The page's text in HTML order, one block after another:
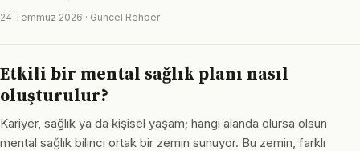
24 Temmuz 2026 · Güncel Rehber
Etkili bir mental sağlık planı nasıl
oluşturulur?
Kariyer, sağlık ya da kişisel yaşam; hangi alanda olursa olsun
mental sağlık bilinci ortak bir zemin sunuyor. Bu zemin, farklı